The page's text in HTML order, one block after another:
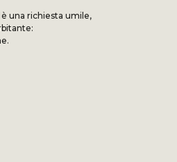
una richiesta umile,